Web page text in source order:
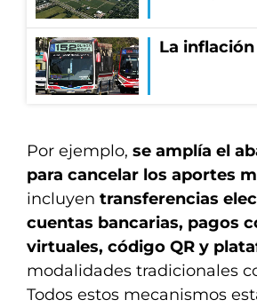
La inflación
Por ejemplo, se amplía el
para cancelar los aportes
incluyen transferencias
cuentas bancarias, pagos
virtuales, código QR y
modalidades tradicionales
Todos estos mecanismos